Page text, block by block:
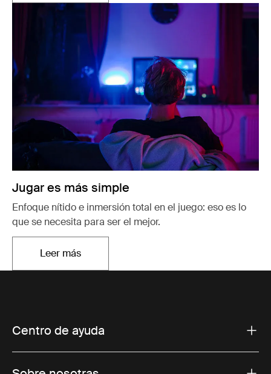
Jugar es más simple
Enfoque nítido e inmersión total en el juego: eso es lo
que se necesita para ser el mejor.
Leer másSe abre en una nueva pestaña
Centro de ayuda